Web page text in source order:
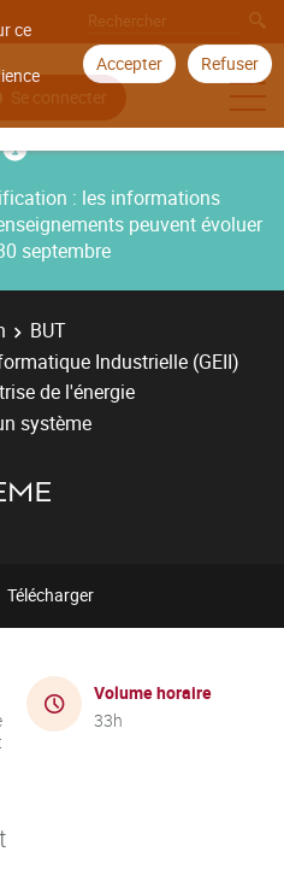
ce
Accepter Refuser
Se connecter
: les informations
peuvent évoluer
septembre
BUT
Industrielle (GEII)
de l'énergie
système
Télécharger
Volume horaire
33h